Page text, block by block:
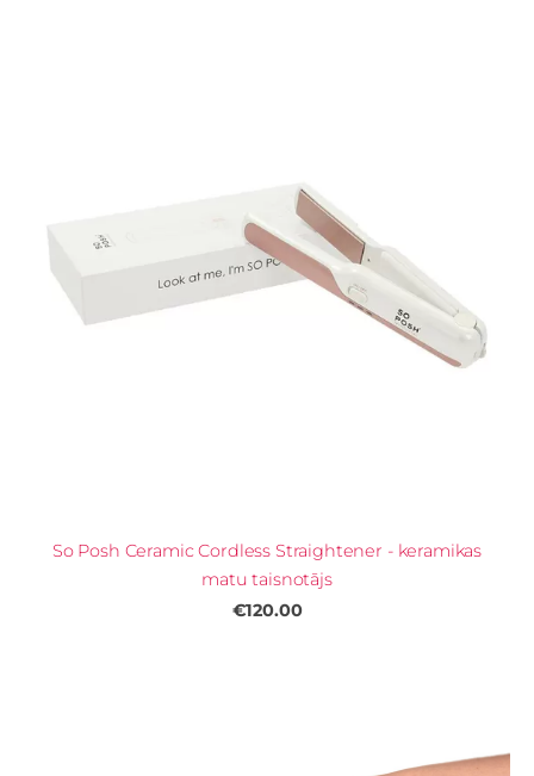
So Posh Ceramic Cordless Straightener - keramikas
matu taisnotājs
€120.00